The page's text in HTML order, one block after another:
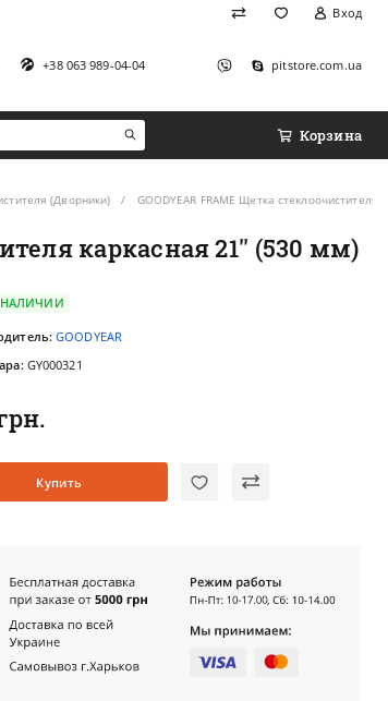
Вход
+38 063 989-04-04 pitstore.com.ua
Корзина
(Дворники) GOODYEAR FRAME Щетка стеклоочистителя
каркасная 21'' (530 мм)
НАЛИЧИИ
GOODYEAR
GY000321
Купить